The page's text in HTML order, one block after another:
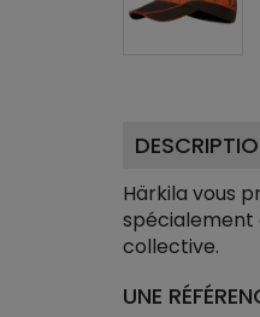
Härkila vous
spécialement
collective.
UNE